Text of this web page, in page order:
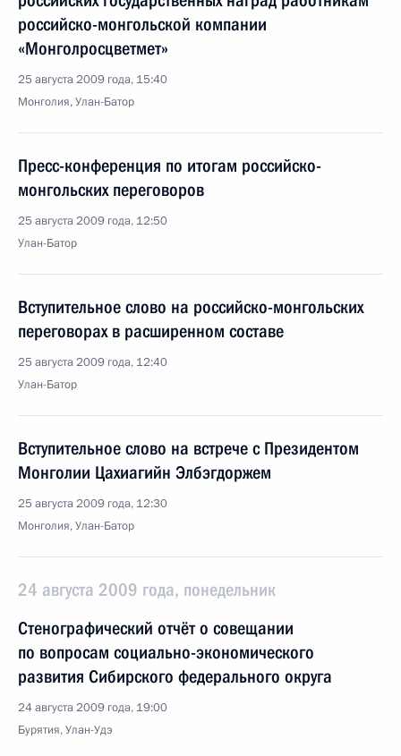
российско-монгольской компании
«Монголросцветмет»
25 августа 2009 года, 15:40
Монголия, Улан-Батор
Пресс-конференция по итогам российско-
монгольских переговоров
25 августа 2009 года, 12:50
Улан-Батор
Вступительное слово на российско-монгольских
переговорах в расширенном составе
25 августа 2009 года, 12:40
Улан-Батор
Вступительное слово на встрече с Президентом
Монголии Цахиагийн Элбэгдоржем
25 августа 2009 года, 12:30
Монголия, Улан-Батор
24 августа 2009 года, понедельник
Стенографический отчёт о совещании
по вопросам социально-экономического
развития Сибирского федерального округа
24 августа 2009 года, 19:00
Бурятия, Улан-Удэ